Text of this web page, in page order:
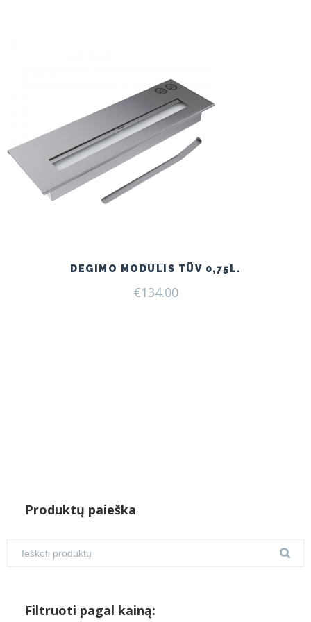
DEGIMO MODULIS TÜV 0,75L.
€134.00
Produktų paieška
Filtruoti pagal kainą: